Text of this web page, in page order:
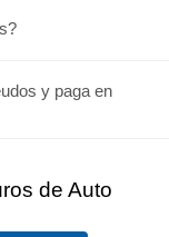
y paga en
de Auto